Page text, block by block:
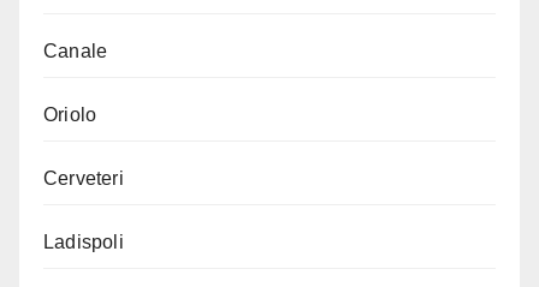
Canale
Oriolo
Cerveteri
Ladispoli